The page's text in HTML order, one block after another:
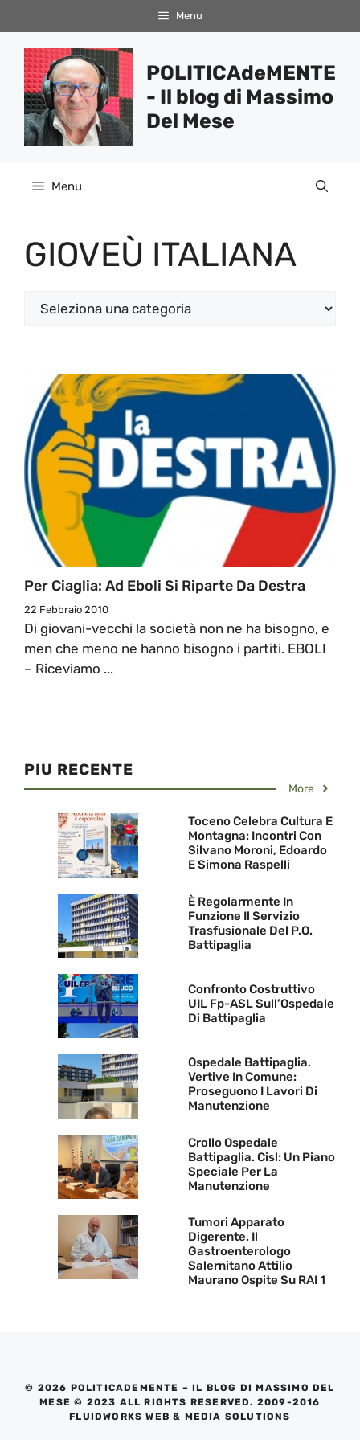
al
contenuto
Menu
POLITICAdeMENTE
- Il blog di Massimo
Del Mese
Menu
GIOVEÙ ITALIANA
Categorie
Per Ciaglia: Ad Eboli Si Riparte Da Destra
22 Febbraio 2010
Di giovani-vecchi la società non ne ha bisogno, e
men che meno ne hanno bisogno i partiti. EBOLI
– Riceviamo ...
PIU RECENTE
More
Toceno Celebra Cultura E
Montagna: Incontri Con
Silvano Moroni, Edoardo
E Simona Raspelli
È Regolarmente In
Funzione Il Servizio
Trasfusionale Del P.O.
Battipaglia
Confronto Costruttivo
UIL Fp-ASL Sull’Ospedale
Di Battipaglia
Ospedale Battipaglia.
Vertive In Comune:
Proseguono I Lavori Di
Manutenzione
Crollo Ospedale
Battipaglia. Cisl: Un Piano
Speciale Per La
Manutenzione
Tumori Apparato
Digerente. Il
Gastroenterologo
Salernitano Attilio
Maurano Ospite Su RAI 1
© 2026 POLITICADEMENTE – IL BLOG DI MASSIMO DEL
MESE © 2023 ALL RIGHTS RESERVED. 2009-2016
FLUIDWORKS WEB & MEDIA SOLUTIONS